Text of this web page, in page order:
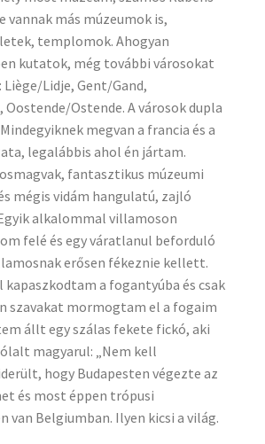
vannak más múzeumok is,
templomok. Ahogyan
kutatok, még további városokat
Lidje, Gent/Gand,
Oostende/Ostende. A városok dupla
megvan a francia és a
legalábbis ahol én jártam.
fantasztikus múzeumi
mégis vidám hangulatú, zajló
alkalommal villamoson
felé és egy váratlanul beforduló
erősen fékeznie kellett.
kapaszkodtam a fogantyúba és csak
szavakat mormogtam el a fogaim
állt egy szálas fekete fickó, aki
magyarul: „Nem kell
hogy Budapesten végezte az
és most éppen trópusi
van Belgiumban. Ilyen kicsi a világ.